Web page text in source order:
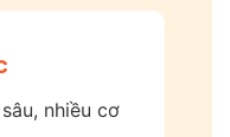
nhiều cơ